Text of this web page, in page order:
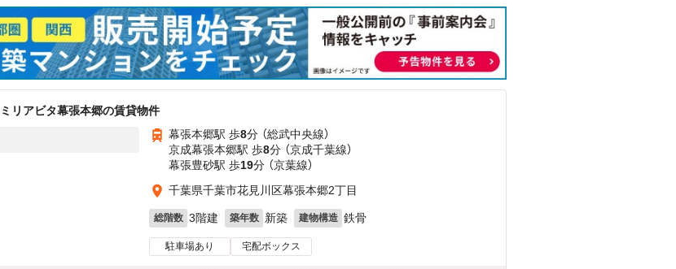
ミリアビタ幕張本郷の賃貸物件
幕張本郷駅 歩8分 （総武中央線）
京成幕張本郷駅 歩8分 （京成千葉線）
幕張豊砂駅 歩19分 （京葉線）
千葉県千葉市花見川区幕張本郷2丁目
総階数 3階建 築年数 新築 建物構造 鉄骨
駐車場あり 宅配ボックス